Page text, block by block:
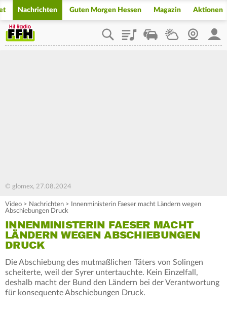
Nachrichten Guten Morgen Hessen Magazin Aktionen
PlaylistStaupilotWetterWebcam
© glomex, 27.08.2024
Video > Nachrichten >
Innenministerin Faeser macht Ländern wegen
Abschiebungen Druck
INNENMINISTERIN FAESER MACHT
LÄNDERN WEGEN ABSCHIEBUNGEN
DRUCK
Die Abschiebung des mutmaßlichen Täters von Solingen
scheiterte, weil der Syrer untertauchte. Kein Einzelfall,
deshalb macht der Bund den Ländern bei der Verantwortung
für konsequente Abschiebungen Druck.